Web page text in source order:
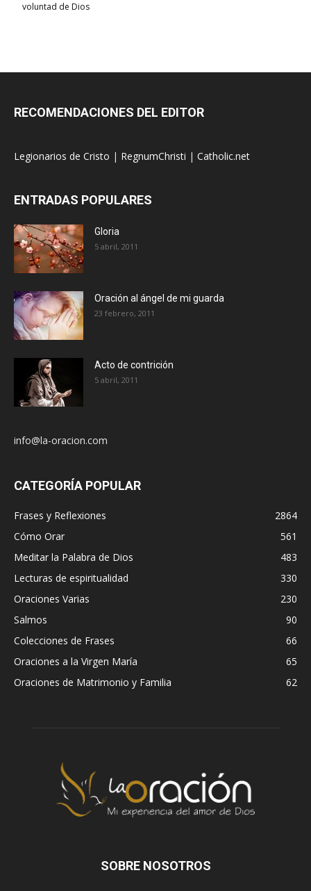
voluntad de Dios
RECOMENDACIONES DEL EDITOR
Legionarios de Cristo | RegnumChristi | Catholic.net
ENTRADAS POPULARES
Gloria
5 abril, 2011
Oración al ángel de mi guarda
23 febrero, 2011
Acto de contrición
5 abril, 2011
info@la-oracion.com
CATEGORÍA POPULAR
Frases y Reflexiones
2864
Cómo Orar
561
Meditar la Palabra de Dios
483
Lecturas de espiritualidad
330
Oraciones Varias
230
Salmos
90
Colecciones de Frases
66
Oraciones a la Virgen María
65
Oraciones de Matrimonio y Familia
62
SOBRE NOSOTROS